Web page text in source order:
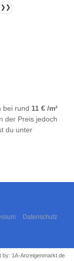
❯❯
bei rund 11 € /m²
der Preis jedoch
du unter
Datenschutz
1A-Anzeigenmarkt.de